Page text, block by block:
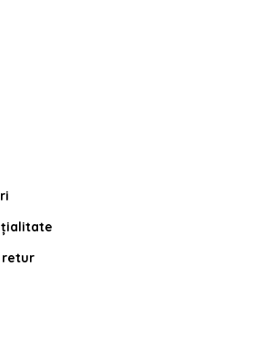
retur